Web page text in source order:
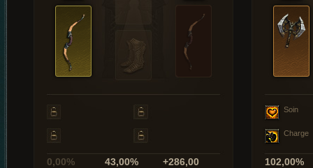
0,00% 43,00% +286,00
Soin
Charge
102,00%